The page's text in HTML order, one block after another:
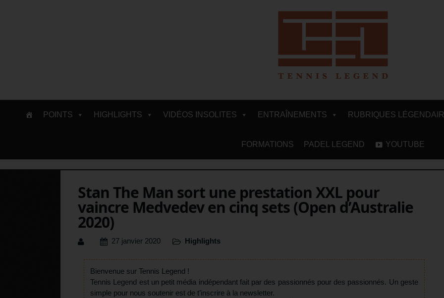
POINTS HIGHLIGHTS VIDÉOS INSOLITES ENTRAÎNEMENTS RUBRIQUES
FORMATIONS PADEL LEGEND YOUTUBE
Stan The Man sort une prestation XXL pour
vaincre Medvedev en cinq sets (Open d’Australie
2020)
27 janvier 2020 Highlights
Bienvenue sur Tennis Legend !
Tennis Legend est un petit média indépendant fait par des passionnés pour des passionnés. Un geste
simple pour nous soutenir est de t’inscrire à la newsletter.